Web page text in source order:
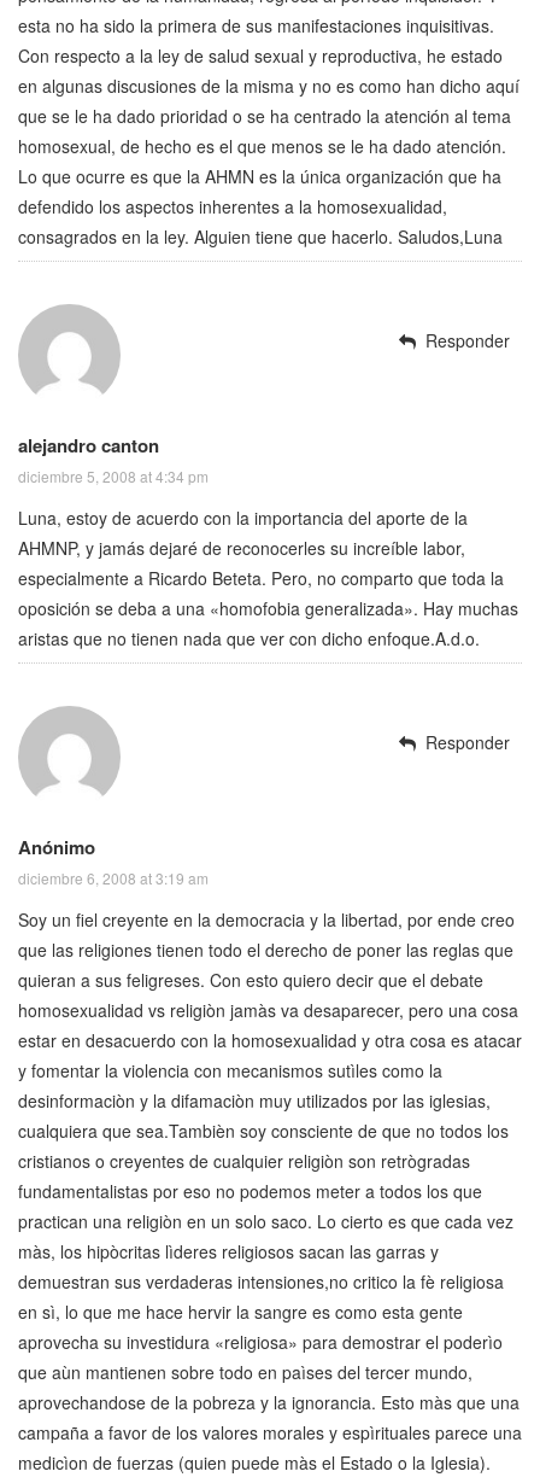
esta no ha sido la primera de sus manifestaciones inquisitivas.
Con respecto a la ley de salud sexual y reproductiva, he estado
en algunas discusiones de la misma y no es como han dicho aquí
que se le ha dado prioridad o se ha centrado la atención al tema
homosexual, de hecho es el que menos se le ha dado atención.
Lo que ocurre es que la AHMN es la única organización que ha
defendido los aspectos inherentes a la homosexualidad,
consagrados en la ley. Alguien tiene que hacerlo. Saludos,Luna
alejandro canton
diciembre 5, 2008 at 4:34 pm
Luna, estoy de acuerdo con la importancia del aporte de la
AHMNP, y jamás dejaré de reconocerles su increíble labor,
especialmente a Ricardo Beteta. Pero, no comparto que toda la
oposición se deba a una «homofobia generalizada». Hay muchas
aristas que no tienen nada que ver con dicho enfoque.A.d.o.
Responder
Anónimo
diciembre 6, 2008 at 3:19 am
Soy un fiel creyente en la democracia y la libertad, por ende creo
que las religiones tienen todo el derecho de poner las reglas que
quieran a sus feligreses. Con esto quiero decir que el debate
homosexualidad vs religiòn jamàs va desaparecer, pero una cosa
estar en desacuerdo con la homosexualidad y otra cosa es atacar
y fomentar la violencia con mecanismos sutìles como la
desinformaciòn y la difamaciòn muy utilizados por las iglesias,
cualquiera que sea.Tambièn soy consciente de que no todos los
cristianos o creyentes de cualquier religiòn son retrògradas
fundamentalistas por eso no podemos meter a todos los que
practican una religiòn en un solo saco. Lo cierto es que cada vez
màs, los hipòcritas lìderes religiosos sacan las garras y
demuestran sus verdaderas intensiones,no critico la fè religiosa
en sì, lo que me hace hervir la sangre es como esta gente
aprovecha su investidura «religiosa» para demostrar el poderìo
que aùn mantienen sobre todo en paìses del tercer mundo,
aprovechandose de la pobreza y la ignorancia. Esto màs que una
campaña a favor de los valores morales y espìrituales parece una
medicìon de fuerzas (quien puede màs el Estado o la Iglesia).
Responder